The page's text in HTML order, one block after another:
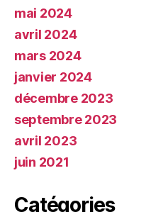
mai 2024
avril 2024
mars 2024
janvier 2024
décembre 2023
septembre 2023
avril 2023
juin 2021
Catégories